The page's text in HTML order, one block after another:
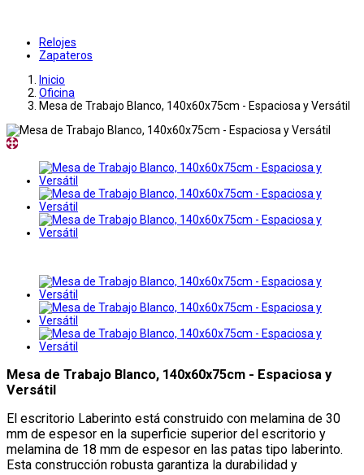
Relojes
Zapateros
Inicio
Oficina
Mesa de Trabajo Blanco, 140x60x75cm - Espaciosa y Versátil
Mesa de Trabajo Blanco, 140x60x75cm - Espaciosa y
Versátil
El escritorio Laberinto está construido con melamina de 30
mm de espesor en la superficie superior del escritorio y
melamina de 18 mm de espesor en las patas tipo laberinto.
Esta construcción robusta garantiza la durabilidad y